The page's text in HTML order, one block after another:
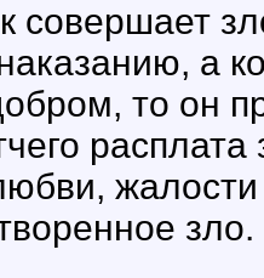
совершает
а
то он
зло.